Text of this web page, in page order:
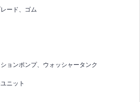
ード、ゴム
ョンポンプ、ウォッシャータンク
ニット